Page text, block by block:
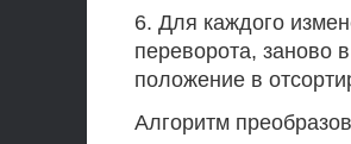
6. Для каждого
переворота, заново
положение в
Алгоритм